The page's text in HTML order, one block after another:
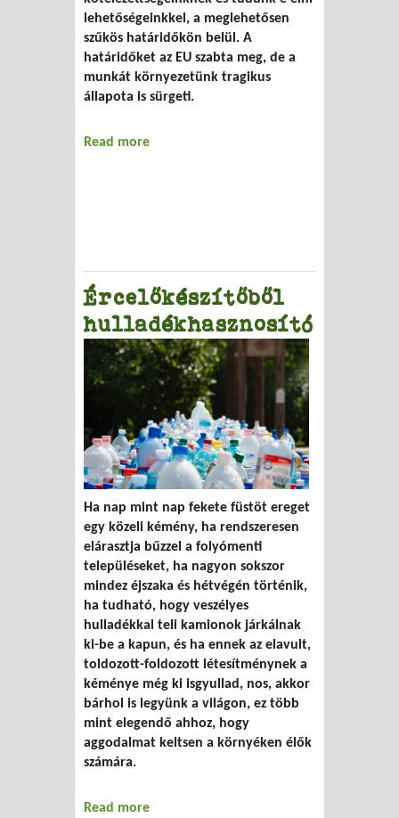
lehetőségeinkkel, a meglehetősen
szűkös határidőkön belül. A
határidőket az EU szabta meg, de a
munkát környezetünk tragikus
állapota is sürgeti.
Read more
Ércelőkészítőből
hulladékhasznosító
Ha nap mint nap fekete füstöt ereget
egy közeli kémény, ha rendszeresen
elárasztja bűzzel a folyómenti
településeket, ha nagyon sokszor
mindez éjszaka és hétvégén történik,
ha tudható, hogy veszélyes
hulladékkal teli kamionok járkálnak
ki-be a kapun, és ha ennek az elavult,
toldozott-foldozott létesítménynek a
kéménye még ki isgyullad, nos, akkor
bárhol is legyünk a világon, ez több
mint elegendő ahhoz, hogy
aggodalmat keltsen a környéken élők
számára.
Read more